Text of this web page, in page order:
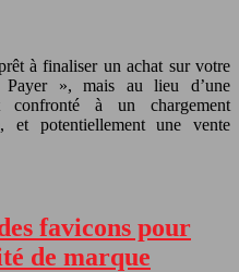
à finaliser un achat sur votre
», mais au lieu d’une
confronté à un chargement
et potentiellement une vente
favicons pour
de marque